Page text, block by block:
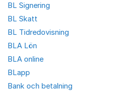
BL Signering
BL Skatt
BL Tidredovisning
BLA Lön
BLA online
BLapp
Bank och betalning